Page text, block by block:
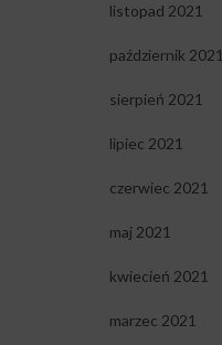
listopad 2021
październik 2021
sierpień 2021
lipiec 2021
czerwiec 2021
maj 2021
kwiecień 2021
marzec 2021